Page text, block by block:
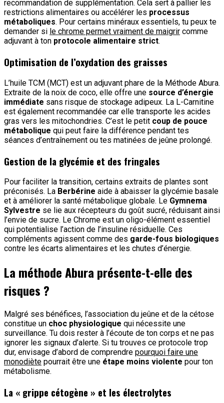
recommandation de supplémentation. Cela sert à pallier les
restrictions alimentaires ou accélérer les processus
métaboliques. Pour certains minéraux essentiels, tu peux te
demander si le chrome permet vraiment de maigrir comme
adjuvant à ton protocole alimentaire strict.
Optimisation de l’oxydation des graisses
L’huile TCM (MCT) est un adjuvant phare de la Méthode Abura.
Extraite de la noix de coco, elle offre une source d’énergie
immédiate sans risque de stockage adipeux. La L-Carnitine
est également recommandée car elle transporte les acides
gras vers les mitochondries. C’est le petit coup de pouce
métabolique qui peut faire la différence pendant tes
séances d’entraînement ou tes matinées de jeûne prolongé.
Gestion de la glycémie et des fringales
Pour faciliter la transition, certains extraits de plantes sont
préconisés. La Berbérine aide à abaisser la glycémie basale
et à améliorer la santé métabolique globale. Le Gymnema
Sylvestre se lie aux récepteurs du goût sucré, réduisant ainsi
l’envie de sucre. Le Chrome est un oligo-élément essentiel
qui potentialise l’action de l’insuline résiduelle. Ces
compléments agissent comme des garde-fous biologiques
contre les écarts alimentaires et les chutes d’énergie.
La méthode Abura présente-t-elle des
risques ?
Malgré ses bénéfices, l’association du jeûne et de la cétose
constitue un choc physiologique qui nécessite une
surveillance. Tu dois rester à l’écoute de ton corps et ne pas
ignorer les signaux d’alerte. Si tu trouves ce protocole trop
dur, envisage d’abord de comprendre pourquoi faire une
monodiète pourrait être une étape moins violente pour ton
métabolisme.
La « grippe cétogène » et les électrolytes